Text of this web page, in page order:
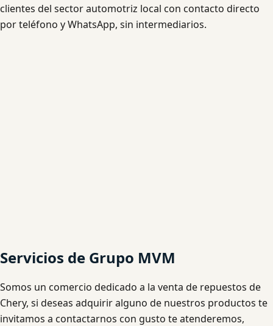
clientes del sector automotriz local con contacto directo
por teléfono y WhatsApp, sin intermediarios.
Servicios de Grupo MVM
Somos un comercio dedicado a la venta de repuestos de
Chery, si deseas adquirir alguno de nuestros productos te
invitamos a contactarnos con gusto te atenderemos,